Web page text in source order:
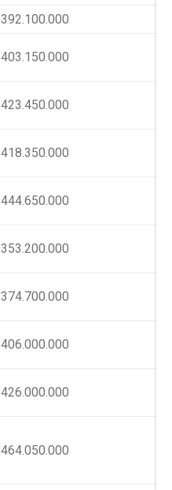
392.100.000
403.150.000
423.450.000
418.350.000
444.650.000
353.200.000
374.700.000
406.000.000
426.000.000
464.050.000